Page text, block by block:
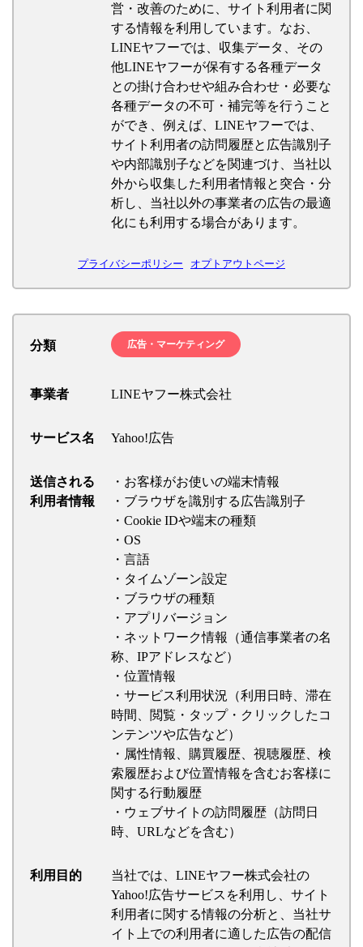
営・改善のために、サイト利用者に関
する情報を利用しています。なお、
LINEヤフーでは、収集データ、その
他LINEヤフーが保有する各種データ
との掛け合わせや組み合わせ・必要な
各種データの不可・補完等を行うこと
ができ、例えば、LINEヤフーでは、
サイト利用者の訪問履歴と広告識別子
や内部識別子などを関連づけ、当社以
外から収集した利用者情報と突合・分
析し、当社以外の事業者の広告の最適
化にも利用する場合があります。
プライバシーポリシー オプトアウトページ
分類 広告・マーケティング
事業者 LINEヤフー株式会社
サービス名 Yahoo!広告
送信される
利用者情報
・お客様がお使いの端末情報
・ブラウザを識別する広告識別子
・Cookie IDや端末の種類
・OS
・言語
・タイムゾーン設定
・ブラウザの種類
・アプリバージョン
・ネットワーク情報（通信事業者の名
称、IPアドレスなど）
・位置情報
・サービス利用状況（利用日時、滞在
時間、閲覧・タップ・クリックしたコ
ンテンツや広告など）
・属性情報、購買履歴、視聴履歴、検
索履歴および位置情報を含むお客様に
関する行動履歴
・ウェブサイトの訪問履歴（訪問日
時、URLなどを含む）
利用目的
当社では、LINEヤフー株式会社の
Yahoo!広告サービスを利用し、サイト
利用者に関する情報の分析と、当社サ
イト上での利用者に適した広告の配信